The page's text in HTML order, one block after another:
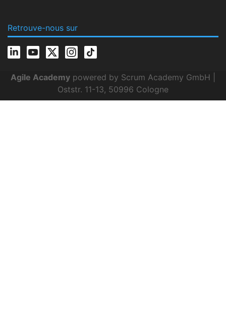
Retrouve-nous sur
Agile Academy powered by Scrum Academy GmbH |
Oststr. 11-13, 50996 Cologne